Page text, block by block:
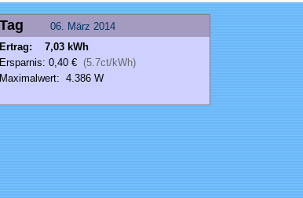
Tag 06. März 2014
Ertrag: 7,03 kWh
Ersparnis: 0,40 € (5.7ct/kWh)
Maximalwert: 4.386 W